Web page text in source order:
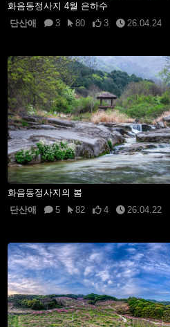
화음동정사지 4월 은하수
단산애
3 80 3 26.04.24
화음동정사지의 봄
단산애
5 82 4 26.04.22